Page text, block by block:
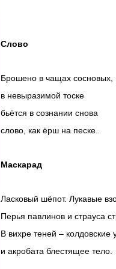
Слово
Брошено в чащах сосновых,
в невыразимой тоске
бьётся в сознании снова
слово, как ёрш на песке.
Маскарад
Ласковый шёпот. Лукавые
Перья павлинов и страуса
В вихре теней – колдовские
и акробата блестящее тело.